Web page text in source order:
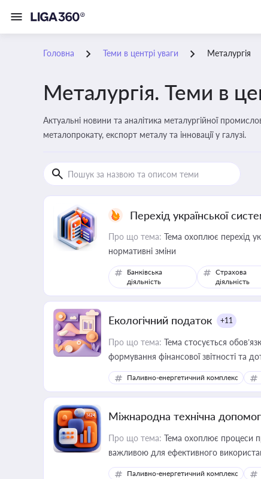
Головна Теми в центрі уваги Металургія
Металургія. Теми в
Актуальні новини та аналітика металургійної
металопрокату, експорт металу та інновації у галузі.
Перехід української
Про що тема: Тема охоплює перехід
нормативні зміни
Банківська
діяльність
Страхова
діяльність
Екологічний податок +11
Про що тема: Тема стосується
формування фінансової звітності та
Паливно-енергетичний комплекс
Міжнародна технічна
Про що тема: Тема охоплює процеси
важливою для ефективного
Паливно-енергетичний комплекс